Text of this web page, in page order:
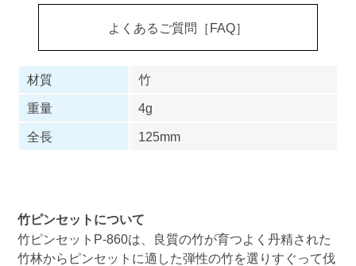
よくあるご質問［FAQ］
材質
竹
重量
4g
全長
125mm
竹ピンセットについて
竹ピンセット P-860は、良質の竹が育つよく丹精された
竹林からピンセットに適した弾性の竹を選りすぐって伐